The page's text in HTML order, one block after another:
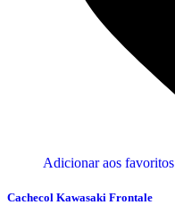
Adicionar aos favoritos
Cachecol Kawasaki Frontale